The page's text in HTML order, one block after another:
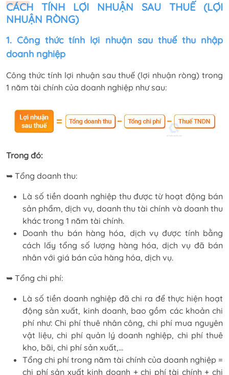
CÁCH TÍNH LỢI NHUẬN SAU THUẾ (LỢI
NHUẬN RÒNG)
1. Công thức tính lợi nhuận sau thuế thu nhập
doanh nghiệp
Công thức tính lợi nhuận sau thuế (lợi nhuận ròng) trong
1 năm tài chính của doanh nghiệp như sau:
Trong đó:
➥ Tổng doanh thu:
Là số tiền doanh nghiệp thu được từ hoạt động bán
sản phẩm, dịch vụ, doanh thu tài chính và doanh thu
khác trong 1 năm tài chính.
Doanh thu bán hàng hóa, dịch vụ được tính bằng
cách lấy tổng số lượng hàng hóa, dịch vụ đã bán
nhân với giá bán của hàng hóa, dịch vụ.
➥ Tổng chi phí:
Là số tiền doanh nghiệp đã chi ra để thực hiện hoạt
động sản xuất, kinh doanh, bao gồm các khoản chi
phí như: Chi phí thuê nhân công, chi phí mua nguyên
vật liệu, chi phí quản lý doanh nghiệp, chi phí thuê
kho, bãi, chi phí sản xuất,…
Tổng chi phí trong năm tài chính của doanh nghiệp =
chi phí sản xuất kinh doanh + chi phí tài chính + chi